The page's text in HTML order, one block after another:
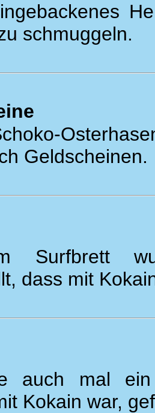
schmuggeln.
Geldscheinen.
Surfbrett
dass mit
auch mal ein
Kokain war,